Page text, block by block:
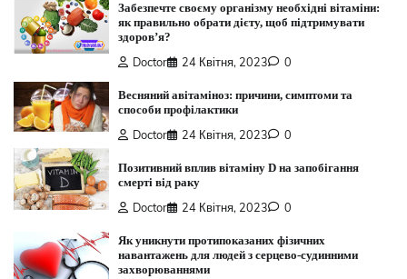
Забезпечте своєму організму необхідні вітаміни:
як правильно обрати дієту, щоб підтримувати
здоров’я?
Doctor 24 Квітня, 2023 0
Весняний авітаміноз: причини, симптоми та
способи профілактики
Doctor 24 Квітня, 2023 0
Позитивний вплив вітаміну D на запобігання
смерті від раку
Doctor 24 Квітня, 2023 0
Як уникнути протипоказаних фізичних
навантажень для людей з серцево-судинними
захворюваннями